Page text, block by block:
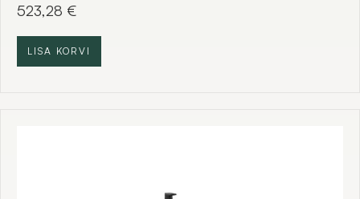
523,28 €
LISA KORVI